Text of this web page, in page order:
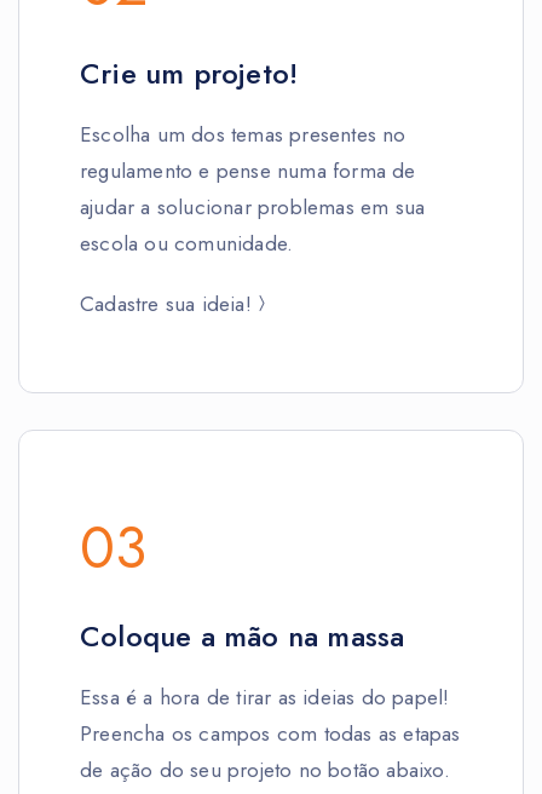
Crie um projeto!
Escolha um dos temas presentes no
regulamento e pense numa forma de
ajudar a solucionar problemas em sua
escola ou comunidade.
Cadastre sua ideia!
03
Coloque a mão na massa
Essa é a hora de tirar as ideias do papel!
Preencha os campos com todas as etapas
de ação do seu projeto no botão abaixo.